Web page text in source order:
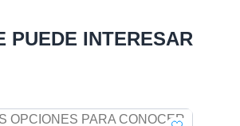
PUEDE INTERESAR